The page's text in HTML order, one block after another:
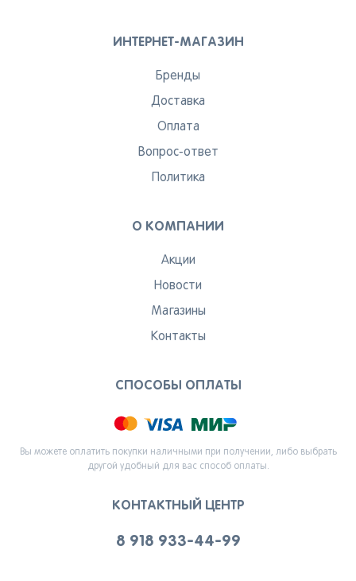
ИНТЕРНЕТ-МАГАЗИН
Бренды
Доставка
Оплата
Вопрос-ответ
Политика
О КОМПАНИИ
Акции
Новости
Магазины
Контакты
СПОСОБЫ ОПЛАТЫ
Вы можете оплатить покупки наличными при получении, либо выбрать
другой удобный для вас способ оплаты.
КОНТАКТНЫЙ ЦЕНТР
8 918 933-44-99